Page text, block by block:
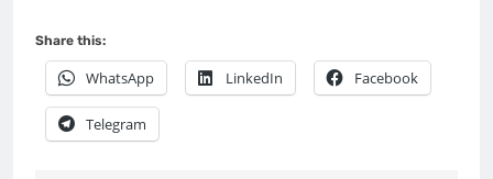
Share this:
WhatsApp LinkedIn Facebook
Telegram